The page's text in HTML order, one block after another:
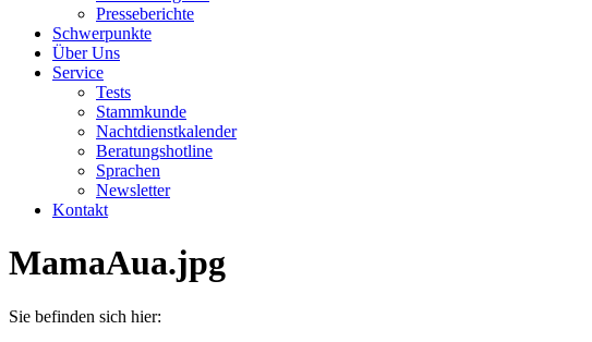
Presseberichte
Schwerpunkte
Über Uns
Service
Tests
Stammkunde
Nachtdienstkalender
Beratungshotline
Sprachen
Newsletter
Kontakt
MamaAua.jpg
Sie befinden sich hier: